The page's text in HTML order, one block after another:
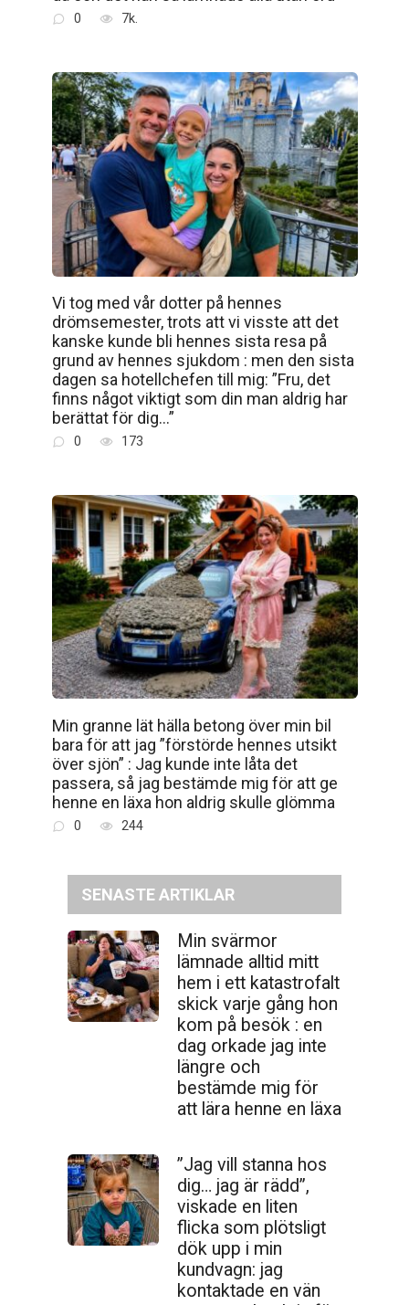
0 7k.
Vi tog med vår dotter på hennes
drömsemester, trots att vi visste att det
kanske kunde bli hennes sista resa på
grund av hennes sjukdom : men den sista
dagen sa hotellchefen till mig: ”Fru, det
finns något viktigt som din man aldrig har
berättat för dig…”
0 173
Min granne lät hälla betong över min bil
bara för att jag ”förstörde hennes utsikt
över sjön” : Jag kunde inte låta det
passera, så jag bestämde mig för att ge
henne en läxa hon aldrig skulle glömma
0 244
SENASTE ARTIKLAR
Min svärmor
lämnade alltid mitt
hem i ett katastrofalt
skick varje gång hon
kom på besök : en
dag orkade jag inte
längre och
bestämde mig för
att lära henne en läxa
”Jag vill stanna hos
dig… jag är rädd”,
viskade en liten
flicka som plötsligt
dök upp i min
kundvagn: jag
kontaktade en vän